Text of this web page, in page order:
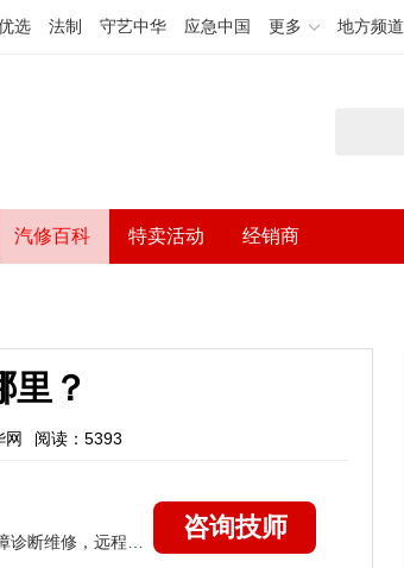
选 法制 守艺中华 应急中国 更多 地方频道
汽修百科 特卖活动 经销商
里？
网 阅读：5393
咨询技师